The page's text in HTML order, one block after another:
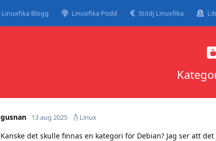
Linuxfika Blogg Linuxfika Podd Stödj Linuxfika
gusnan 13 aug 2025 Linux
Kanske det skulle finnas en kategori för Debian? Jag ser att